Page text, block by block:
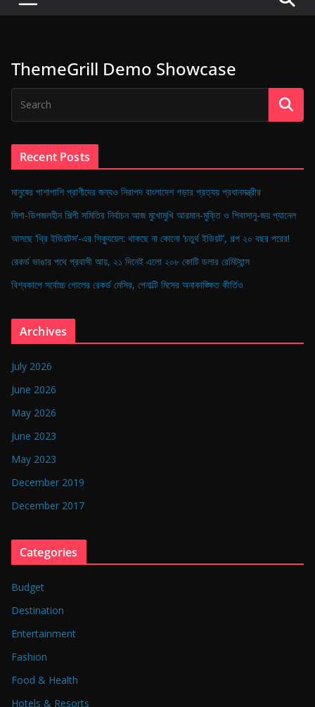
s
e
f
D
i
g
a
l
B
n
g
ThemeGrill Demo Showcase
Recent Posts
মানুষের পাশাপাশি প্রাণীদের জন্যও নিরাপদ বাংলাদেশ গড়ার প্রত্যয় প্রধানমন্ত্রীর
মিশা-ডিপজলহীন শিল্পী সমিতির নির্বাচন আজ মুখোমুখি আরমান-মুক্তি ও শিবাসানু-জয় প্যানেল
আসছে ‘থ্রি ইডিয়টস’-এর সিক্যুয়েল: থাকছে না কোনো ‘চতুর্থ ইডিয়ট’, গল্প ২০ বছর পরের!
রেকর্ড ভাঙার পথে প্রবাসী আয়, ২১ দিনেই এলো ২০৮ কোটি ডলার রেমিট্যান্স
বিশ্বকাপে সর্বোচ্চ গোলের রেকর্ড মেসির, পেনাল্টি মিসের অনাকাঙ্ক্ষিত কীর্তিও
Archives
July 2026
June 2026
May 2026
June 2023
May 2023
December 2019
December 2017
Categories
Budget
Destination
Entertainment
Fashion
Food & Health
Hotels & Resorts